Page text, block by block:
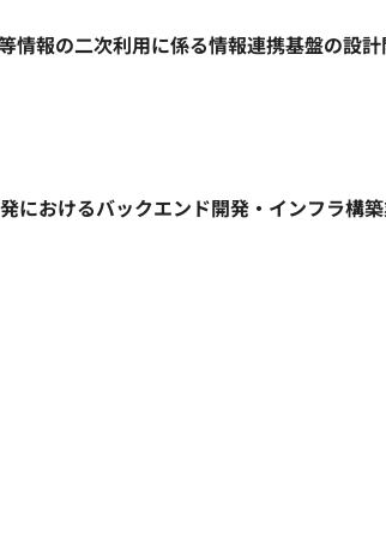
報の二次利用に係る情報連携基盤の設
におけるバックエンド開発・インフラ構